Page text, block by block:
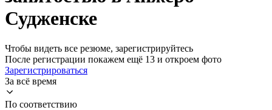
Судженске
Чтобы видеть все резюме, зарегистрируйтесь
После регистрации покажем ещё 13 и откроем фото
Зарегистрироваться
За всё время
По соответствию